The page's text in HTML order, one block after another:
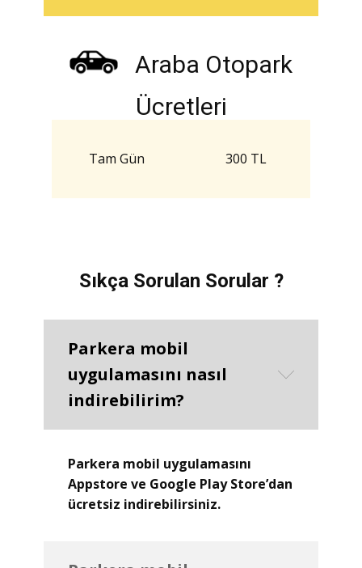
Araba Otopark
Ücretleri
Tam Gün 300 TL
Sıkça Sorulan Sorular ?
Parkera mobil
uygulamasını nasıl
indirebilirim?
Parkera mobil uygulamasını
Appstore ve Google Play Store’dan
ücretsiz indirebilirsiniz.